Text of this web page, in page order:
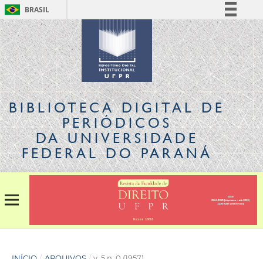
BRASIL
Simplifique!
Comunica BR
Participe
Acesso à informação
Legislação
Canais
BIBLIOTECA DIGITALDE
PERIÓDICOS
DA UNIVERSIDADE
FEDERAL DO PARANÁ